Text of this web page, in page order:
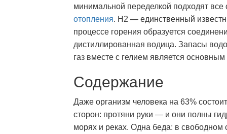
минимальной переделкой подходят
отопления. H2 — единственный
процессе горения образуется
дистиллированная водица. Запасы
газ вместе с гелием является
Содержание
Даже организм человека на 63%
сторон: протяни руки — и они полны
морях и реках. Одна беда: в свободном